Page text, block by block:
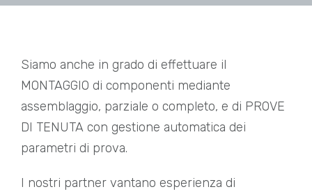
Siamo anche in grado di effettuare il
MONTAGGIO di componenti mediante
assemblaggio, parziale o completo, e di PROVE
DI TENUTA con gestione automatica dei
parametri di prova.
I nostri partner vantano esperienza di